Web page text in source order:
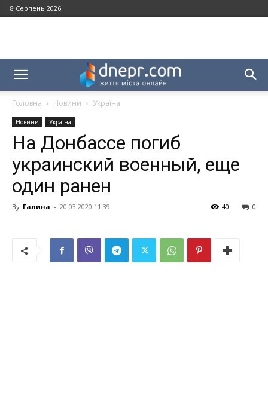
8 Серпень 2026
Головна Новини Україна
Новини Україна
На Донбассе погиб
украинский военный, еще
один ранен
By Галина - 20.03.2020 11:39 0
40